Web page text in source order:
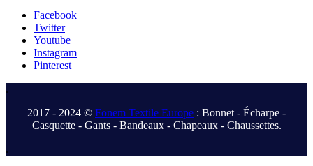
Facebook
Twitter
Youtube
Instagram
Pinterest
.
2017 - 2024 © Fonem Textile Europe : Bonnet - Écharpe -
Casquette - Gants - Bandeaux - Chapeaux - Chaussettes.
.